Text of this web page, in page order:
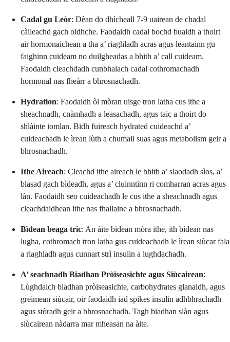
Cadal gu Leòr: Dèan do dhìcheall 7-9 uairean de chadal
càileachd gach oidhche. Faodaidh cadal bochd buaidh a thoirt
air hormonaichean a tha a’ riaghladh acras agus leantainn gu
faighinn cuideam no duilgheadas a bhith a’ call cuideam.
Faodaidh cleachdadh cunbhalach cadal cothromachadh
hormonal nas fheàrr a bhrosnachadh.
Hydration: Faodaidh òl mòran uisge tron latha cus ithe a
sheachnadh, cnàmhadh a leasachadh, agus taic a thoirt do
shlàinte iomlan. Bidh fuireach hydrated cuideachd a’
cuideachadh le ìrean lùth a chumail suas agus metabolism geir a
bhrosnachadh.
Ithe Aireach: Cleachd ithe aireach le bhith a’ slaodadh sìos, a’
blasad gach bìdeadh, agus a’ cluinntinn ri comharran acras agus
làn. Faodaidh seo cuideachadh le cus ithe a sheachnadh agus
cleachdaidhean ithe nas fhallaine a bhrosnachadh.
Bìdean beaga tric: An àite bìdean mòra ithe, ith bìdean nas
lugha, cothromach tron latha gus cuideachadh le ìrean siùcar fala
a riaghladh agus cunnart strì insulin a lughdachadh.
A’ seachnadh Biadhan Pròiseasichte agus Siùcairean:
Lùghdaich biadhan pròiseasichte, carbohydrates glanaidh, agus
greimean siùcair, oir faodaidh iad spikes insulin adhbhrachadh
agus stòradh geir a bhrosnachadh. Tagh biadhan slàn agus
siùcairean nàdarra mar mheasan na àite.